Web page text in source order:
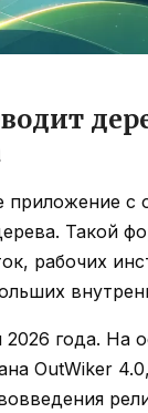
приложение
Такой
рабочих
года. На
OutWiker